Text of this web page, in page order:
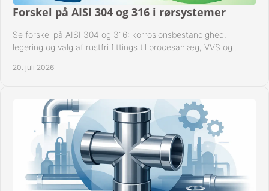
Forskel på AISI 304 og 316 i rørsystemer
Se forskel på AISI 304 og 316: korrosionsbestandighed,
legering og valg af rustfri fittings til procesanlæg, VVS og
20. juli 2026